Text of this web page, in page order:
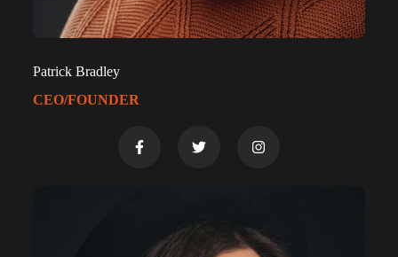
Patrick Bradley
CEO/FOUNDER